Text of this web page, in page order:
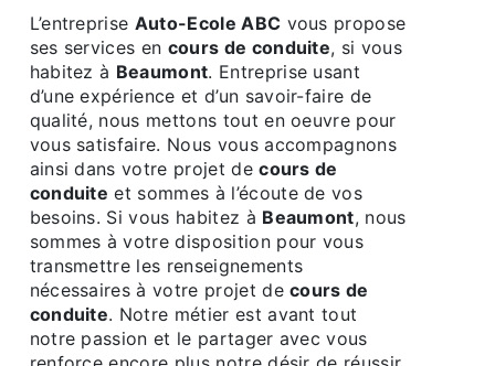
L’entreprise Auto-Ecole ABC vous propose
ses services en cours de conduite, si vous
habitez à Beaumont. Entreprise usant
d’une expérience et d’un savoir-faire de
qualité, nous mettons tout en oeuvre pour
vous satisfaire. Nous vous accompagnons
ainsi dans votre projet decours de
conduite et sommes à l’écoute de vos
besoins. Si vous habitez à Beaumont, nous
sommes à votre disposition pour vous
transmettre les renseignements
nécessaires à votre projet decours de
conduite. Notre métier est avant tout
notre passion et le partager avec vous